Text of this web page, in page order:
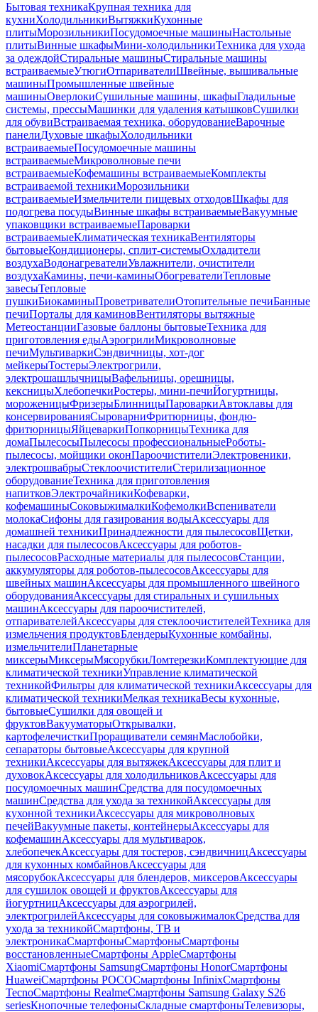
Бытовая техникаКрупная техника для
кухниХолодильникиВытяжкиКухонные
плитыМорозильникиПосудомоечные машиныНастольные
плитыВинные шкафыМини-холодильникиТехника для ухода
за одеждойСтиральные машиныСтиральные машины
встраиваемыеУтюгиОтпаривателиШвейные, вышивальные
машиныПромышленные швейные
машиныОверлокиСушильные машины, шкафыГладильные
системы, прессыМашинки для удаления катышковСушилки
для обувиВстраиваемая техника, оборудованиеВарочные
панелиДуховые шкафыХолодильники
встраиваемыеПосудомоечные машины
встраиваемыеМикроволновые печи
встраиваемыеКофемашины встраиваемыеКомплекты
встраиваемой техникиМорозильники
встраиваемыеИзмельчители пищевых отходовШкафы для
подогрева посудыВинные шкафы встраиваемыеВакуумные
упаковщики встраиваемыеПароварки
встраиваемыеКлиматическая техникаВентиляторы
бытовыеКондиционеры, сплит-системыОхладители
воздухаВодонагревателиУвлажнители, очистители
воздухаКамины, печи-каминыОбогревателиТепловые
завесыТепловые
пушкиБиокаминыПроветривателиОтопительные печиБанные
печиПорталы для каминовВентиляторы вытяжные
МетеостанцииГазовые баллоны бытовыеТехника для
приготовления едыАэрогрилиМикроволновые
печиМультиваркиСэндвичницы, хот-дог
мейкерыТостерыЭлектрогрили,
электрошашлычницыВафельницы, орешницы,
кексницыХлебопечкиРостеры, мини-печиЙогуртницы,
мороженицыФризерыБлинницыПароваркиАвтоклавы для
консервированияСыроварниФритюрницы, фондю-
фритюрницыЯйцеваркиПопкорницыТехника для
домаПылесосыПылесосы профессиональныеРоботы-
пылесосы, мойщики оконПароочистителиЭлектровеники,
электрошвабрыСтеклоочистителиСтерилизационное
оборудованиеТехника для приготовления
напитковЭлектрочайникиКофеварки,
кофемашиныСоковыжималкиКофемолкиВспениватели
молокаСифоны для газирования водыАксессуары для
домашней техникиПринадлежности для пылесосовЩетки,
насадки для пылесосовАксессуары для роботов-
пылесосовРасходные материалы для пылесосовСтанции,
аккумуляторы для роботов-пылесосовАксессуары для
швейных машинАксессуары для промышленного швейного
оборудованияАксессуары для стиральных и сушильных
машинАксессуары для пароочистителей,
отпаривателейАксессуары для стеклоочистителейТехника для
измельчения продуктовБлендерыКухонные комбайны,
измельчителиПланетарные
миксерыМиксерыМясорубкиЛомтерезкиКомплектующие для
климатической техникиУправление климатической
техникойФильтры для климатической техникиАксессуары для
климатической техникиМелкая техникаВесы кухонные,
бытовыеСушилки для овощей и
фруктовВакууматорыОткрывалки,
картофелечисткиПроращиватели семянМаслобойки,
сепараторы бытовыеАксессуары для крупной
техникиАксессуары для вытяжекАксессуары для плит и
духовокАксессуары для холодильниковАксессуары для
посудомоечных машинСредства для посудомоечных
машинСредства для ухода за техникойАксессуары для
кухонной техникиАксессуары для микроволновых
печейВакуумные пакеты, контейнерыАксессуары для
кофемашинАксессуары для мультиварок,
хлебопечекАксессуары для тостеров, сэндвичницАксессуары
для кухонных комбайновАксессуары для
мясорубокАксессуары для блендеров, миксеровАксессуары
для сушилок овощей и фруктовАксессуары для
йогуртницАксессуары для аэрогрилей,
электрогрилейАксессуары для соковыжималокСредства для
ухода за техникойСмартфоны, ТВ и
электроникаСмартфоныСмартфоныСмартфоны
восстановленныеСмартфоны AppleСмартфоны
XiaomiСмартфоны SamsungСмартфоны HonorСмартфоны
HuaweiСмартфоны POCOСмартфоны InfinixСмартфоны
TecnoСмартфоны RealmeСмартфоны Samsung Galaxy S26
seriesКнопочные телефоныСкладные смартфоныТелевизоры,